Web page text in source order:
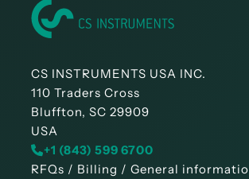
CS INSTRUMENTS USA INC.
110 Traders Cross
Bluffton, SC 29909
USA
+1 (843) 599 6700
RFQs / Billing / General